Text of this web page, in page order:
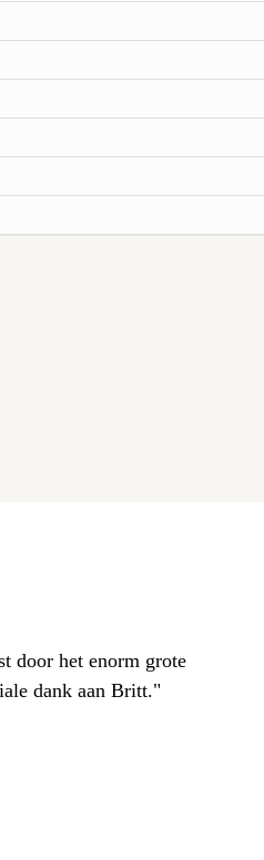
door het enorm grote
dank aan Britt."